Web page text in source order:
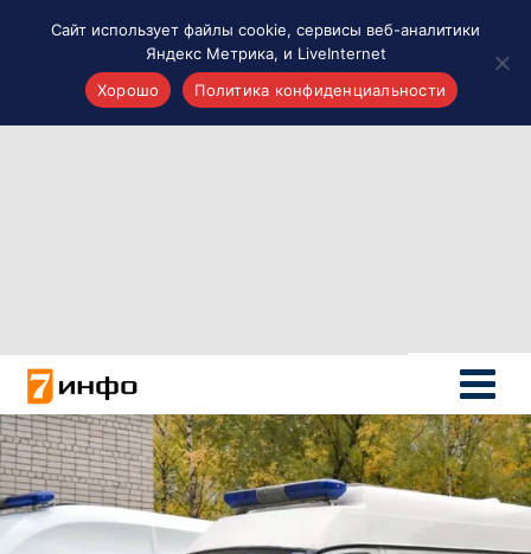
Новости России
Политика
Новости мира
Все материалы 7инфо
О НАС
Сайт использует файлы cookie, сервисы веб-аналитики
Яндекс Метрика, и LiveInternet
Хорошо
Политика конфиденциальности